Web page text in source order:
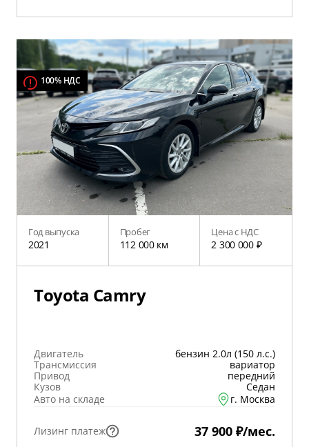
100% НДС
Год выпуска
2021
Пробег
112 000 км
Цена с НДС
2 300 000 ₽
Toyota Camry
Двигатель
бензин 2.0л (150 л.с.)
Трансмиссия
вариатор
Привод
передний
Кузов
Седан
Авто на складе
г. Москва
Лизинг платеж 37 900 ₽/мес.